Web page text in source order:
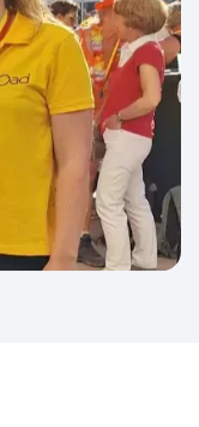
trolley),
boeken van
aan
via